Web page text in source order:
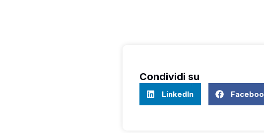
Condividi su
LinkedIn